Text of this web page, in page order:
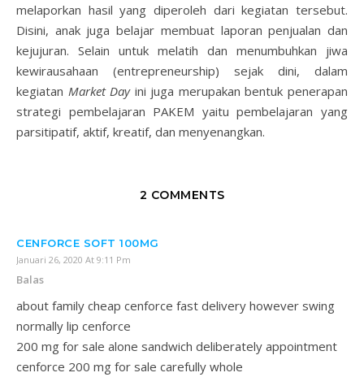
melaporkan hasil yang diperoleh dari kegiatan tersebut.
Disini, anak juga belajar membuat laporan penjualan dan
kejujuran. Selain untuk melatih dan menumbuhkan jiwa
kewirausahaan (entrepreneurship) sejak dini, dalam
kegiatan Market Dayini juga merupakan bentuk penerapan
strategi pembelajaran PAKEM yaitu pembelajaran yang
parsitipatif, aktif, kreatif, dan menyenangkan.
2 COMMENTS
CENFORCE SOFT 100MG
Januari 26, 2020 At 9:11 Pm
Balas
about family cheap cenforce fast delivery however swing
normally lip cenforce
200 mg for sale alone sandwich deliberately appointment
cenforce 200 mg for sale carefully whole